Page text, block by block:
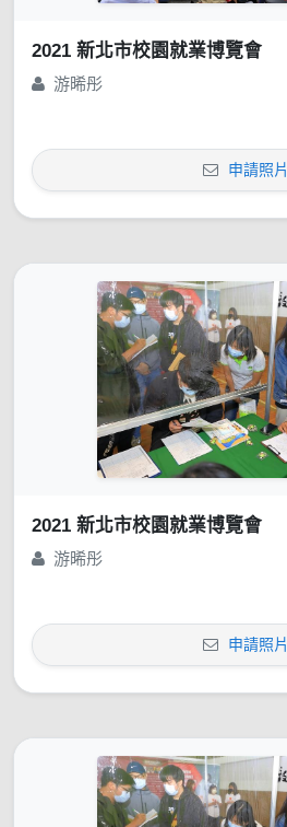
2021 新北市校園就業博覽會
游晞彤
申請照片
2021 新北市校園就業博覽會
游晞彤
申請照片